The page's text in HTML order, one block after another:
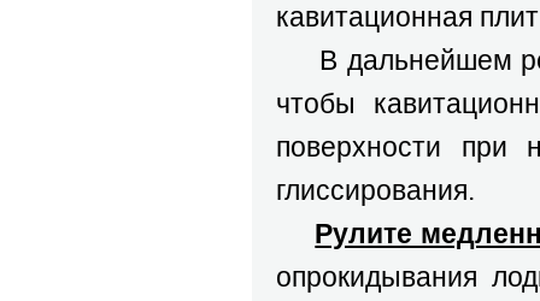
кавитационная
В дальнейшем
чтобы
поверхности при
глиссирования.
Рулите
опрокидывания